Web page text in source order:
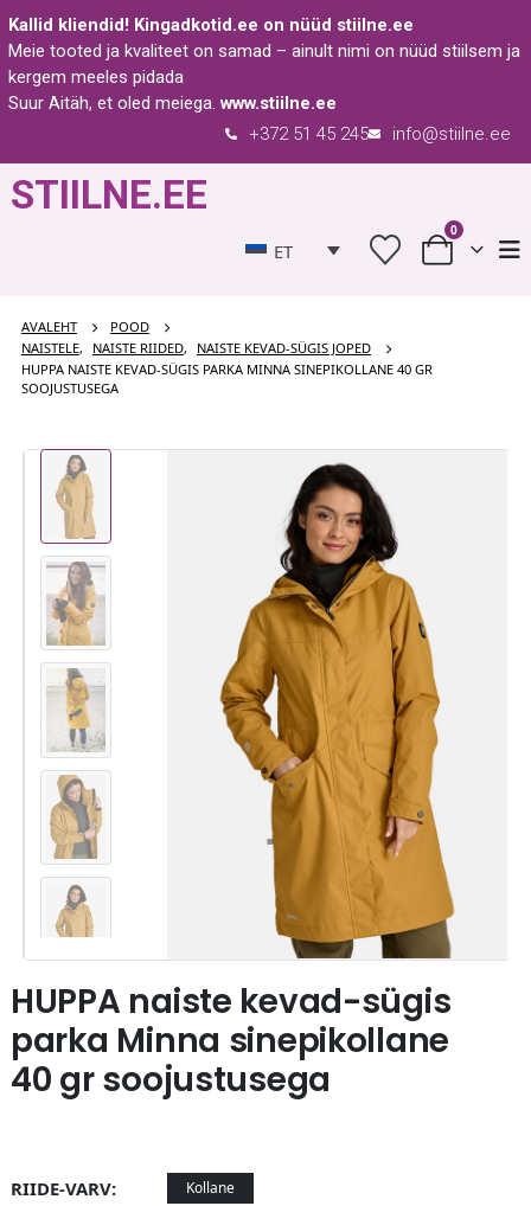
Kallid kliendid! Kingadkotid.ee on nüüd stiilne.ee
Meie tooted ja kvaliteet on samad – ainult nimi on nüüd stiilsem ja
kergem meeles pidada
Suur Aitäh, et oled meiega.www.stiilne.ee
info@stiilne.ee
+372 51 45 245
STIILNE.EE
ET
0
AVALEHT
POOD
NAISTELE, NAISTE RIIDED,
NAISTE KEVAD-SÜGIS JOPED
HUPPA NAISTE KEVAD-SÜGIS PARKA MINNA SINEPIKOLLANE 40 GR
SOOJUSTUSEGA
HUPPA naiste kevad-sügis
parka Minna sinepikollane
40 gr soojustusega
RIIDE-VARV Kollane